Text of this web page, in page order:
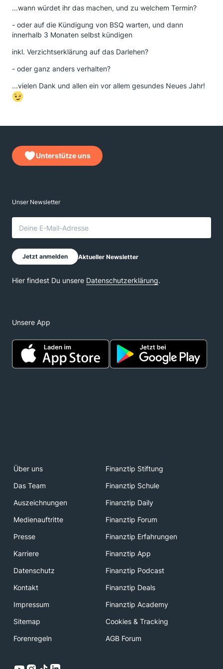
...wann würdet ihr das machen, und zu welchem Termin?
- oder auf die Kündigung von BSQ warten, und dann
innerhalb 3 Monaten selbst kündigen
inkl. Verzichtserklärung auf das Darlehen?
- oder ganz anders verhalten?
...vielen Dank und allen ein vor allem gesundes Neues Jahr!
Unterstütze uns
Unsere App
Über uns
Finanztip Stiftung
Das Team
Finanztip Schule
Auszeichnungen
Finanztip Daily
Medienauftritte
Finanztip Forum
Presse
Finanztip Erfahrungen
Karriere
Finanztip App
Datenschutz
Finanztip Podcast
Kontakt
Finanztip Deals
Impressum
Finanztip Academy
Sitemap
Cookies & Tracking
Forenregeln
AGB Forum